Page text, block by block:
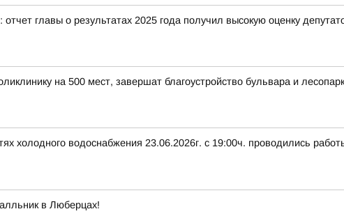
главы о результатах 2025 года получил высокую оценку
на 500 мест, завершат благоустройство бульвара и
холодного водоснабжения 23.06.2026г. с 19:00ч. проводились
в Люберцах!